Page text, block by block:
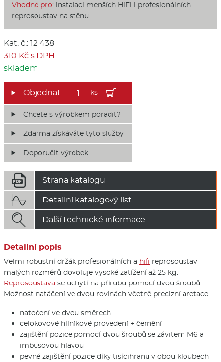
Vhodné pro: instalaci menších HiFi i profesionálních
reprosoustav na stěnu
Kat. č.: 12 438
310 Kč s DPH
skladem
ks
Chcete s výrobkem poradit?
Zdarma získáváte tyto služby
Doporučit výrobek
 Strana katalogu
 Detailní katalogový list
 Další technické informace
Detailní popis
Velmi robustní držák profesionálních a hifi reprosoustav
malých rozměrů dovoluje vysoké zatížení až 25 kg.
Reprosoustava se uchytí na přírubu pomocí dvou šroubů.
Možnost natáčení ve dvou rovinách včetně precizní aretace.
natočení ve dvou směrech
celokovové hliníkové provedení + černění
zajištění pozice pomocí dvou šroubů se závitem M6 a
imbusovou hlavou
pevné zajištění pozice díky tisícihranu v obou kloubech